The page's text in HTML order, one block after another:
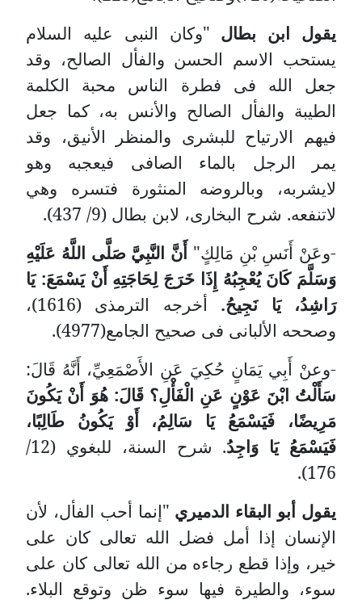
يقول ابن بطال "وكان النبى عليه السلام
يستحب الاسم الحسن والفأل الصالح، وقد
جعل الله فى فطرة الناس محبة الكلمة
الطيبة والفأل الصالح والأنس به، كما جعل
فيهم الارتياح للبشرى والمنظر الأنيق، وقد
يمر الرجل بالماء الصافى فيعجبه وهو
لايشربه، وبالروضه المنثورة فتسره وهي
لاتنفعه. شرح البخارى، لابن بطال (9/ 437).
-وعَنْ أَنَسِ بْنِ مَالِكٍ" أَنَّ النَّبِيَّ صَلَّى اللَّهُ عَلَيْهِ
وَسَلَّمَ كَانَ يُعْجِبُهُ إِذَا خَرَجَ لِحَاجَتِهِ أَنْ يَسْمَعَ: يَا
رَاشِدُ، يَا نَجِيحُ.
أخرجه الترمذى (1616)،
وصححه الألبانى فى صحيح الجامع(4977).
-وعنْ أَبِي يَمَانٍ حُكِيَ عَنِ الأَصْمَعِيِّ، أَنَّهُ قَالَ:
سَأَلْتُ ابْنَ عَوْنٍ عَنِ الْفَأْلِ؟ قَالَ: هُوَ أَنْ يَكُونَ
مَرِيضًا، فَيَسْمَعُ يَا سَالِمُ، أَوْ يَكُونُ طَالِبًا،
فَيَسْمَعُ يَا وَاجِدُ
. شرح السنة، للبغوي (12/
176).
يقول أبو البقاء الدميري "إنما أحب الفأل، لأن
الإنسان إذا أمل فضل الله تعالى كان على
خير، وإذا قطع رجاءه من الله تعالى كان على
سوء، والطيرة فيها سوء ظن وتوقع البلاء.